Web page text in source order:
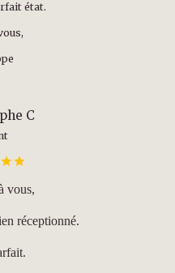
état.
C
vous,
réceptionné.